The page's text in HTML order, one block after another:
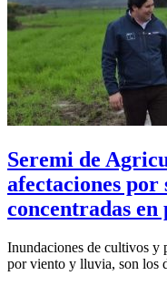
Seremi de
afectaciones por
concentradas
Inundaciones de cultivos y
por viento y lluvia, son los